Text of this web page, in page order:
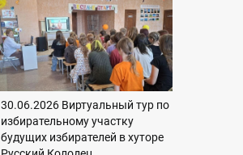
30.06.2026 Виртуальный тур по
избирательному участку
будущих избирателей в хуторе